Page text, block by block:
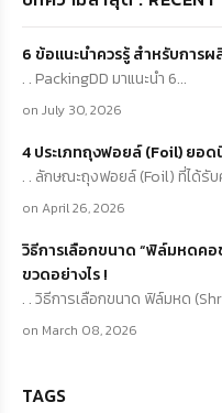
6 ข้อแนะนำควรรู้ สำหรับการ
. . PackingDD มาแนะนำ 6...
on July 30, 2026
4 ประเภทถุงฟอยล์ (Foil) ยอ
. . ลักษณะถุงฟอยล์ (Foil) ที่ได้รั
on April 26, 2026
วิธีการเลือกขนาด “ฟิล์มหดคอ
ขวดอย่างไร !
. . วิธีการเลือกขนาด ฟิล์มหด
on March 08, 2026
TAGS